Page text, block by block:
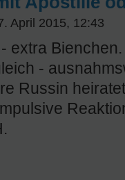
April 2015, 12:43
extra
-
Russin